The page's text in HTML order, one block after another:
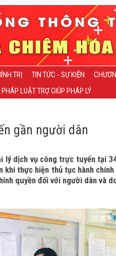
TRỊ TIN TỨC - SỰ KIỆN
LUẬT TRỢ GIÚP PHÁP LÝ
gần người dân
lý dịch vụ công trực tuyến tại
thực hiện thủ tục hành
quyền đối với người dân và